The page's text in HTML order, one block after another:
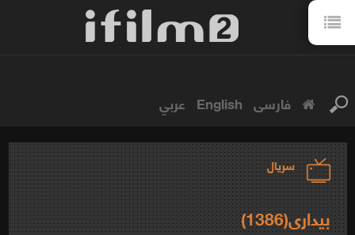
فارسی English عربي
سریال
بیداری(1386)